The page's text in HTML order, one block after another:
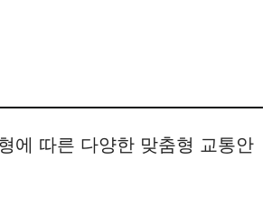
에 따른 다양한 맞춤형 교통안